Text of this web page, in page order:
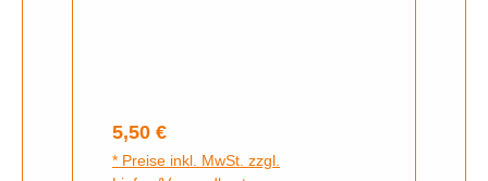
rechts; Wellendichtring 20 x 30 x
7mm, Abtriebswelle
Regulärer Preis:
5,50 €
* Preise inkl. MwSt. zzgl.